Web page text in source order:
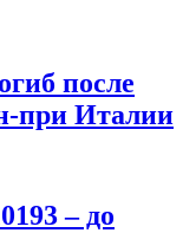
после
при Италии
– до